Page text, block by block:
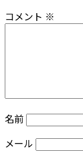
コメント ※
名前
メール